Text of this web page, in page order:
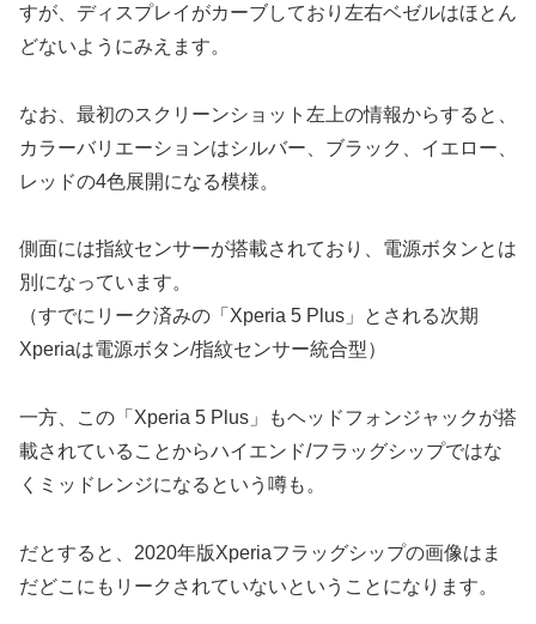
すが、ディスプレイがカーブしており左右ベゼルはほとん
どないようにみえます。
なお、最初のスクリーンショット左上の情報からすると、
カラーバリエーションはシルバー、ブラック、イエロー、
レッドの4色展開になる模様。
側面には指紋センサーが搭載されており、電源ボタンとは
別になっています。
（すでにリーク済みの「Xperia 5 Plus」とされる次期
Xperiaは電源ボタン/指紋センサー統合型）
一方、この「Xperia 5 Plus」もヘッドフォンジャックが搭
載されていることからハイエンド/フラッグシップではな
くミッドレンジになるという噂も。
だとすると、2020年版Xperiaフラッグシップの画像はま
だどこにもリークされていないということになります。